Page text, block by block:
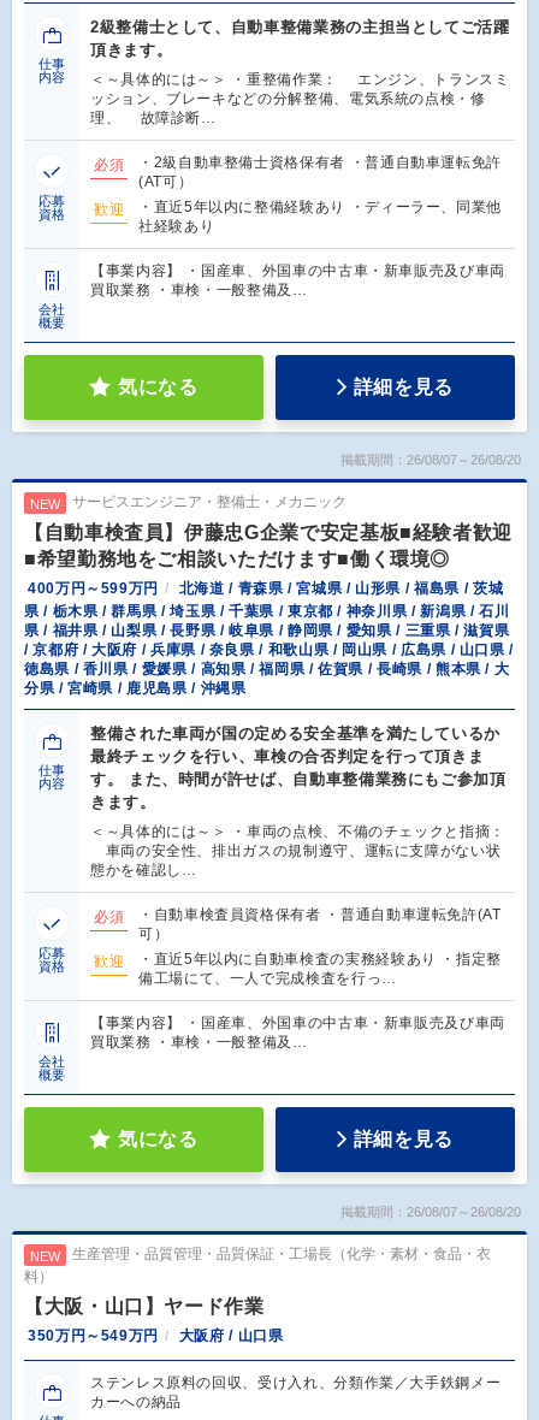
仕事
内容
2級整備士として、自動車整備業務の主担当としてご活躍
頂きます。
＜～具体的には～＞ ・重整備作業： エンジン、トランスミ
ッション、ブレーキなどの分解整備、電気系統の点検・修
理、 故障診断…
応募
資格
必須
・2級自動車整備士資格保有者 ・普通自動車運転免許
(AT可）
歓迎
・直近5年以内に整備経験あり ・ディーラー、同業他
社経験あり
会社
概要
【事業内容】 ・国産車、外国車の中古車・新車販売及び車両
買取業務 ・車検・一般整備及…
気になる 詳細を見る
掲載期間：26/08/07～26/08/20
NEW サービスエンジニア・整備士・メカニック
【自動車検査員】伊藤忠G企業で安定基板■経験者歓迎
■希望勤務地をご相談いただけます■働く環境◎
400万円～599万円
北海道 / 青森県 / 宮城県 / 山形県 / 福島県 / 茨城
県 / 栃木県 / 群馬県 / 埼玉県 / 千葉県 / 東京都 / 神奈川県 / 新潟県 / 石川
県 / 福井県 / 山梨県 / 長野県 / 岐阜県 / 静岡県 / 愛知県 / 三重県 / 滋賀県
/ 京都府 / 大阪府 / 兵庫県 / 奈良県 / 和歌山県 / 岡山県 / 広島県 / 山口県 /
徳島県 / 香川県 / 愛媛県 / 高知県 / 福岡県 / 佐賀県 / 長崎県 / 熊本県 / 大
分県 / 宮崎県 / 鹿児島県 / 沖縄県
仕事
内容
整備された車両が国の定める安全基準を満たしているか
最終チェックを行い、車検の合否判定を行って頂きま
す。 また、時間が許せば、自動車整備業務にもご参加頂
きます。
＜～具体的には～＞ ・車両の点検、不備のチェックと指摘：
車両の安全性、排出ガスの規制遵守、運転に支障がない状
態かを確認し…
応募
資格
必須
・自動車検査員資格保有者 ・普通自動車運転免許(AT
可）
歓迎
・直近5年以内に自動車検査の実務経験あり ・指定整
備工場にて、一人で完成検査を行っ…
会社
概要
【事業内容】 ・国産車、外国車の中古車・新車販売及び車両
買取業務 ・車検・一般整備及…
気になる 詳細を見る
掲載期間：26/08/07～26/08/20
NEW
生産管理・品質管理・品質保証・工場長（化学・素材・食品・衣
料）
【大阪・山口】ヤード作業
350万円～549万円 大阪府 / 山口県
ステンレス原料の回収、受け入れ、分類作業／大手鉄鋼メー
カーへの納品